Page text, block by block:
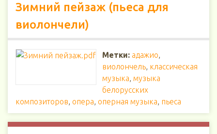
Зимний пейзаж (пьеса для
виолончели)
Метки: адажио,
виолончель, классическая
музыка, музыка
белорусских
композиторов, опера, оперная музыка, пьеса